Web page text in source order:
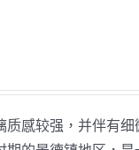
感较强，并伴有